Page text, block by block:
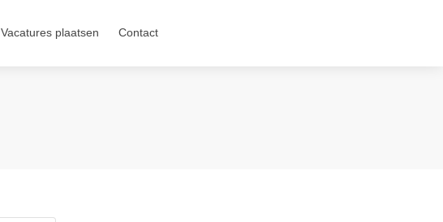
Vacatures plaatsen Contact